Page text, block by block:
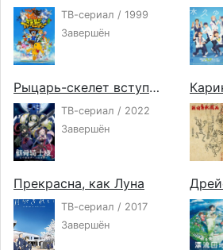
ТВ-сериал / 1999
Завершён
Рыцарь-скелет вступает в параллельный мир
ТВ-сериал / 2022
Завершён
Прекрасна, как Луна
ТВ-сериал / 2017
Завершён